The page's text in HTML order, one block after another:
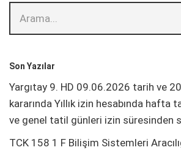
Son Yazılar
Yargıtay 9. HD 09.06.2026 tarih ve
kararında Yıllık izin hesabında hafta
ve genel tatil günleri izin süresinden
TCK 158 1 F Bilişim Sistemleri